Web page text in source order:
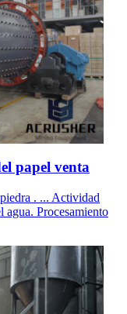
papel venta
. ... Actividad
agua. Procesamiento